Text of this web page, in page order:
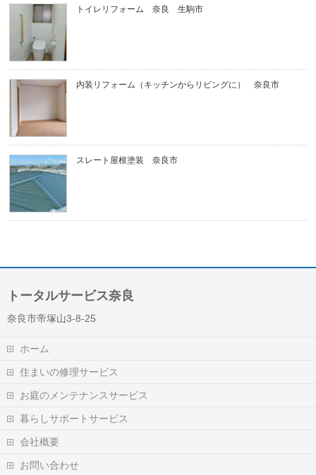
トイレリフォーム 奈良 生駒市
内装リフォーム（キッチンからリビングに） 奈良市
スレート屋根塗装 奈良市
トータルサービス奈良
奈良市帝塚山3-8-25
ホーム
住まいの修理サービス
お庭のメンテナンスサービス
暮らしサポートサービス
会社概要
お問い合わせ